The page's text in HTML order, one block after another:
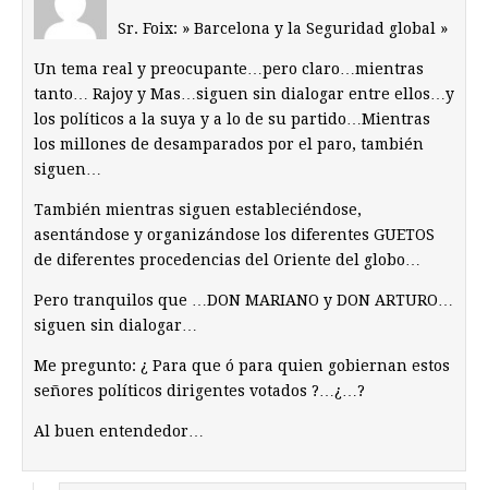
Sr. Foix: » Barcelona y la Seguridad global »
Un tema real y preocupante…pero claro…mientras
tanto… Rajoy y Mas…siguen sin dialogar entre ellos…y
los políticos a la suya y a lo de su partido…Mientras
los millones de desamparados por el paro, también
siguen…
También mientras siguen estableciéndose,
asentándose y organizándose los diferentes GUETOS
de diferentes procedencias del Oriente del globo…
Pero tranquilos que …DON MARIANO y DON ARTURO…
siguen sin dialogar…
Me pregunto: ¿ Para que ó para quien gobiernan estos
señores políticos dirigentes votados ?…¿…?
Al buen entendedor…